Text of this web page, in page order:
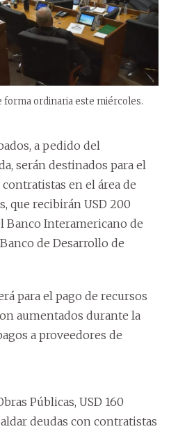
forma ordinaria este miércoles.
a pedido del
serán destinados para el
en el área de
que recibirán USD 200
Banco Interamericano de
de Desarrollo de
para el pago de recursos
aumentados durante la
a proveedores de
Públicas, USD 160
deudas con contratistas